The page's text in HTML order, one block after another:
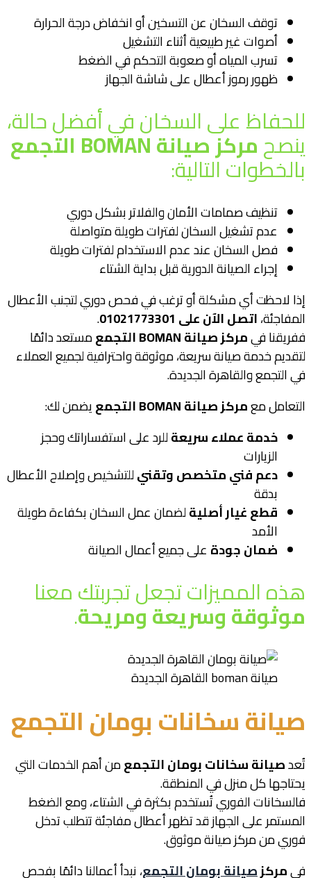
توقف السخان عن التسخين أو انخفاض درجة الحرارة
أصوات غير طبيعية أثناء التشغيل
تسرب المياه أو صعوبة التحكم في الضغط
ظهور رموز أعطال على شاشة الجهاز
للحفاظ على السخان في أفضل حالة،
ينصحمركز صيانة BOMAN التجمع
بالخطوات التالية:
تنظيف صمامات الأمان والفلاتر بشكل دوري
عدم تشغيل السخان لفترات طويلة متواصلة
فصل السخان عند عدم الاستخدام لفترات طويلة
إجراء الصيانة الدورية قبل بداية الشتاء
إذا لاحظت أي مشكلة أو ترغب في فحص دوري لتجنب الأعطال
المفاجئة،اتصل الآن على 01021773301
.
ففريقنا فيمركز صيانة BOMAN التجمع
مستعد دائمًا
لتقديم خدمة صيانة سريعة، موثوقة واحترافية لجميع العملاء
في التجمع والقاهرة الجديدة.
التعامل معمركز صيانة BOMAN التجمع
يضمن لك:
خدمة عملاء سريعةللرد على استفساراتك وحجز
الزيارات
دعم فني متخصص وتقنيللتشخيص وإصلاح الأعطال
بدقة
قطع غيار أصليةلضمان عمل السخان بكفاءة طويلة
الأمد
ضمان جودة على جميع أعمال الصيانة
هذه المميزات تجعل تجربتك معنا
موثوقة وسريعة ومريحة.
صيانة boman القاهرة الجديدة
صيانة سخانات بومان التجمع
تُعدصيانة سخانات بومان التجمعمن أهم الخدمات التي
يحتاجها كل منزل في المنطقة.
فالسخانات الفوري تُستخدم بكثرة في الشتاء، ومع الضغط
المستمر على الجهاز قد تظهر أعطال مفاجئة تتطلب تدخل
فوري من مركز صيانة موثوق.
فيمركزصيانة بومان التجمع، نبدأ أعمالنا دائمًا بفحص